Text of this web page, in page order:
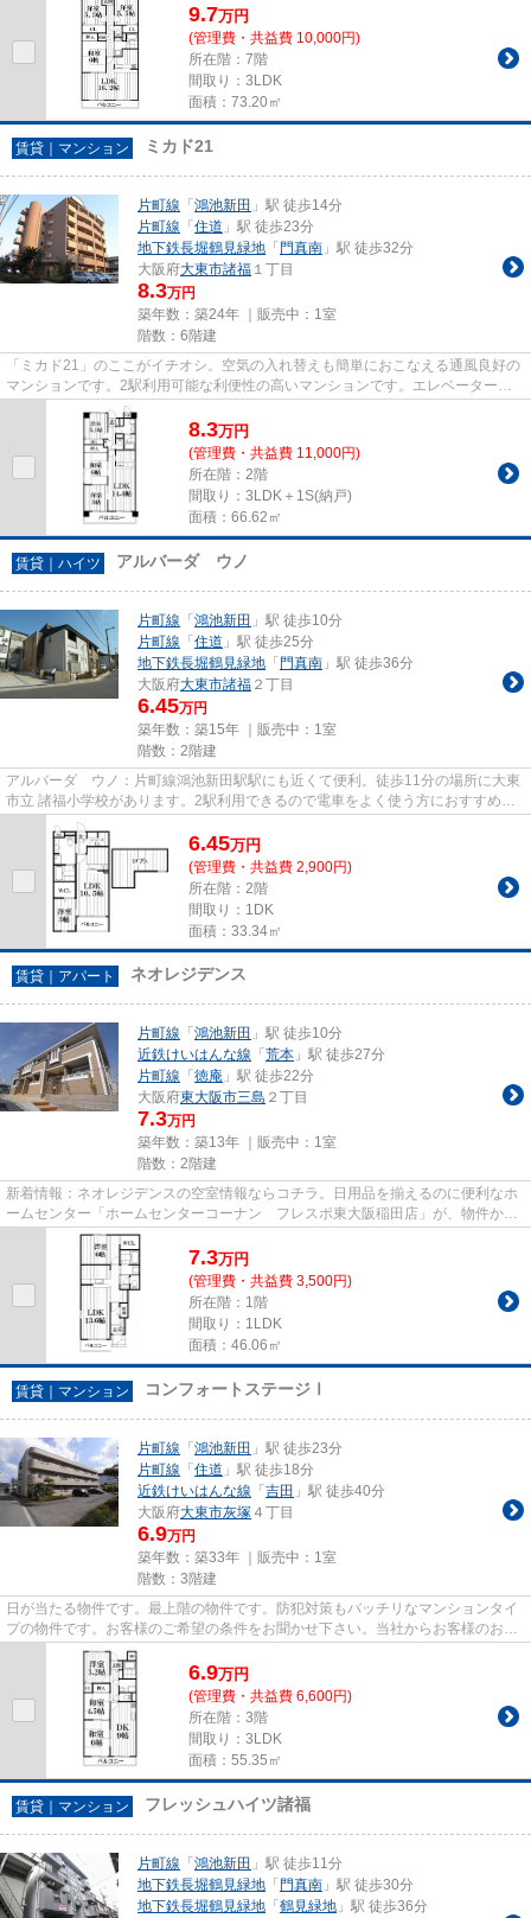
9.7万円
(管理費・共益費 10,000円)
所在階：7階
間取り：3LDK
面積：73.20㎡
賃貸｜マンション ミカド21
片町線 「 鴻池新田 」駅 徒歩14分
片町線 「 住道 」駅 徒歩23分
地下鉄長堀鶴見緑地 「 門真南 」駅 徒歩32分
大阪府大東市諸福 １丁目
8.3万円
築年数：築24年 ｜販売中： 1室
階数：6階建
「ミカド21」のここがイチオシ。空気の入れ替えも簡単におこなえる通風良好の
マンションです。2駅利用可能な利便性の高いマンションです。エレベーターが
ある物件です。住都エステート...
8.3万円
(管理費・共益費 11,000円)
所在階：2階
間取り：3LDK＋1S(納戸)
面積：66.62㎡
賃貸｜ハイツ アルバーダ ウノ
片町線 「 鴻池新田 」駅 徒歩10分
片町線 「 住道 」駅 徒歩25分
地下鉄長堀鶴見緑地 「 門真南 」駅 徒歩36分
大阪府大東市諸福 ２丁目
6.45万円
築年数：築15年 ｜販売中： 1室
階数：2階建
アルバーダ ウノ：片町線鴻池新田駅駅にも近くて便利。徒歩11分の場所に大東
市立 諸福小学校があります。2駅利用できるので電車をよく使う方におすすめな
物件です。駅徒歩10分に駅が...
6.45万円
(管理費・共益費 2,900円)
所在階：2階
間取り：1DK
面積：33.34㎡
賃貸｜アパート ネオレジデンス
片町線 「 鴻池新田 」駅 徒歩10分
近鉄けいはんな線 「 荒本 」駅 徒歩27分
片町線 「 徳庵 」駅 徒歩22分
大阪府東大阪市三島 ２丁目
7.3万円
築年数：築13年 ｜販売中： 1室
階数：2階建
新着情報：ネオレジデンスの空室情報ならコチラ。日用品を揃えるのに便利なホ
ームセンター「ホームセンターコーナン フレスポ東大阪稲田店」が、物件から
209mのところにあります。こ...
7.3万円
(管理費・共益費 3,500円)
所在階：1階
間取り：1LDK
面積：46.06㎡
賃貸｜マンション コンフォートステージⅠ
片町線 「 鴻池新田 」駅 徒歩23分
片町線 「 住道 」駅 徒歩18分
近鉄けいはんな線 「 吉田 」駅 徒歩40分
大阪府大東市灰塚 ４丁目
6.9万円
築年数：築33年 ｜販売中： 1室
階数：3階建
日が当たる物件です。最上階の物件です。防犯対策もバッチリなマンションタイ
プの物件です。お客様のご希望の条件をお聞かせ下さい。当社からお客様のお求
めの条件に合った物件をご紹...
6.9万円
(管理費・共益費 6,600円)
所在階：3階
間取り：3LDK
面積：55.35㎡
賃貸｜マンション フレッシュハイツ諸福
片町線 「 鴻池新田 」駅 徒歩11分
地下鉄長堀鶴見緑地 「 門真南 」駅 徒歩30分
地下鉄長堀鶴見緑地 「 鶴見緑地 」駅 徒歩36分